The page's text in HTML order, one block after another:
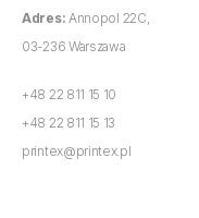
Adres: Annopol 22C,
03-236 Warszawa
+48 22 811 15 10
+48 22 811 15 13
printex@printex.pl